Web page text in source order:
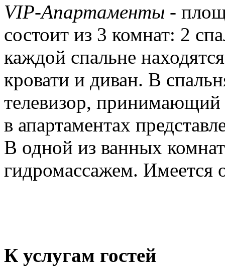
VIP-Апартаменты -
состоит из 3 комнат: 2
каждой спальне
кровати и диван. В
телевизор, принимающий
в апартаментах
В одной из ванных
гидромассажем. Имеется
К услугам гостей